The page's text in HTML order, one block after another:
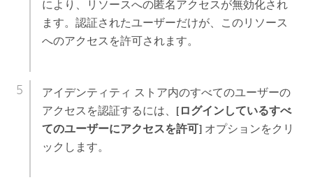
により、リソースへの匿名アクセスが無効化され
ます。認証されたユーザーだけが、このリソース
へのアクセスを許可されます。
アイデンティティ ストア内のすべてのユーザーの
アクセスを認証するには、 [ログインしているすべ
てのユーザーにアクセスを許可]オプションをクリ
ックします。